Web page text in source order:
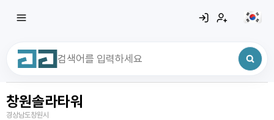
최근 검색어
창원솔라타워
경상남도창원시